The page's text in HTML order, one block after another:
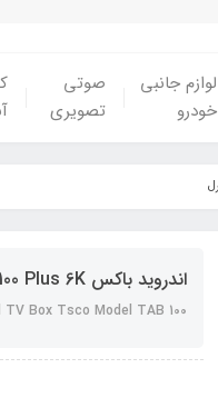
لوازم جانبی
خودرو
صوتی
تصویری
اندروید باکس TSCO TAB 100 Plus 6K + ریموت کنترل
TV Box Tsco Model TAB 100